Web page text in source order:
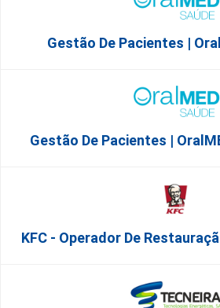
Gestão De Pacientes |
Gestão De Pacientes |
KFC - Operador De